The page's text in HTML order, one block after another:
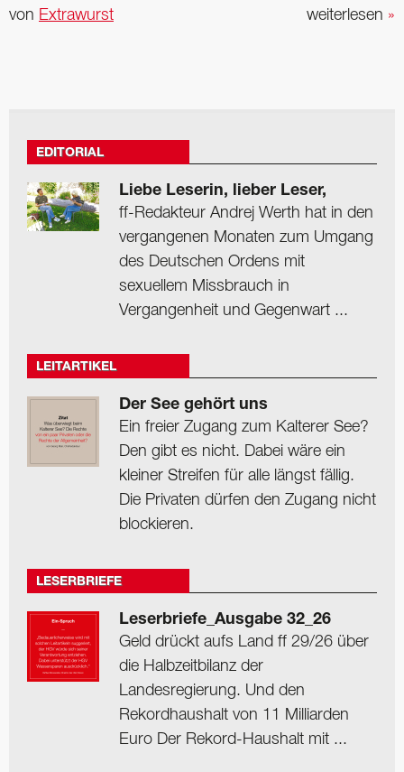
weiterlesen »
von Extrawurst
EDITORIAL
Liebe Leserin, lieber Leser,
ff-Redakteur Andrej Werth hat in den
vergangenen Monaten zum Umgang
des Deutschen Ordens mit
sexuellem Missbrauch in
Vergangenheit und Gegenwart ...
LEITARTIKEL
Der See gehört uns
Ein freier Zugang zum Kalterer See?
Den gibt es nicht. Dabei wäre ein
kleiner Streifen für alle längst fällig.
Die Privaten dürfen den Zugang nicht
blockieren.
LESERBRIEFE
Leserbriefe_Ausgabe 32_26
Geld drückt aufs Land ff 29/26 über
die Halbzeitbilanz der
Landesregierung. Und den
Rekordhaushalt von 11 Milliarden
Euro Der Rekord-Haushalt mit ...